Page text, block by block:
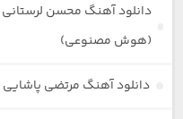
دانلود آهنگ محسن
(هوش مصنوعی)
دانلود آهنگ مرتضی